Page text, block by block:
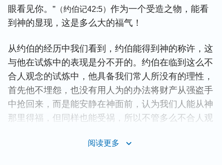
眼看见你。” （约伯记42:5） 作为一个受造之物，能看
到神的显现，这是多么大的福气！
从约伯的经历中我们看到，约伯能得到神的称许，这
与他在试炼中的表现是分不开的。约伯在临到这么不
合人观念的试炼中，他具备我们常人所没有的理性，
首先他不埋怨，也没有用人为的办法将财产从强盗手
中抢回来，而是能安静在神面前，认为我们人能从神
那里得福，但同样也能受祸，所以不管多么不合人观
阅读更多